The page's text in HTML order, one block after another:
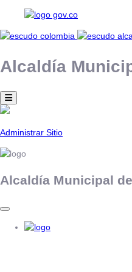
Alcaldía
Administrar Sitio
Alcaldía Municipal de